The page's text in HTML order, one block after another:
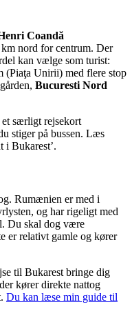
Coandă
nord for centrum. Der
kan vælge som turist:
(Piaţa Unirii) med flere stop
Bucuresti Nord
særligt rejsekort
stiger på bussen. Læs
i Bukarest’.
Rumænien er med i
og har rigeligt med
Du skal dog være
er relativt gamle og kører
til Bukarest bringe dig
kører direkte nattog
Du kan læse min guide til